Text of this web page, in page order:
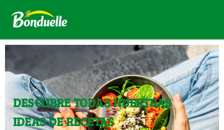
DESCUBRE TODAS NUESTRAS
IDEAS DE RECETAS